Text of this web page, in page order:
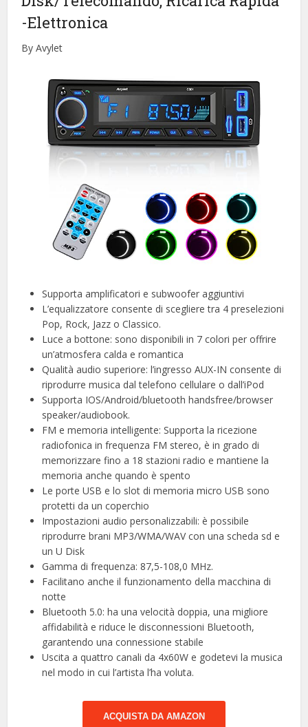
-Elettronica
By Avylet
Supporta amplificatori e subwoofer aggiuntivi
L’equalizzatore consente di scegliere tra 4 preselezioni
Pop, Rock, Jazz o Classico.
Luce a bottone: sono disponibili in 7 colori per offrire
un’atmosfera calda e romantica
Qualità audio superiore: l’ingresso AUX-IN consente di
riprodurre musica dal telefono cellulare o dall’iPod
Supporta IOS/Android/bluetooth handsfree/browser
speaker/audiobook.
FM e memoria intelligente: Supporta la ricezione
radiofonica in frequenza FM stereo, è in grado di
memorizzare fino a 18 stazioni radio e mantiene la
memoria anche quando è spento
Le porte USB e lo slot di memoria micro USB sono
protetti da un coperchio
Impostazioni audio personalizzabili: è possibile
riprodurre brani MP3/WMA/WAV con una scheda sd e
un U Disk
Gamma di frequenza: 87,5-108,0 MHz.
Facilitano anche il funzionamento della macchina di
notte
Bluetooth 5.0: ha una velocità doppia, una migliore
affidabilità e riduce le disconnessioni Bluetooth,
garantendo una connessione stabile
Uscita a quattro canali da 4x60W e godetevi la musica
nel modo in cui l’artista l’ha voluta.
ACQUISTA DA AMAZON